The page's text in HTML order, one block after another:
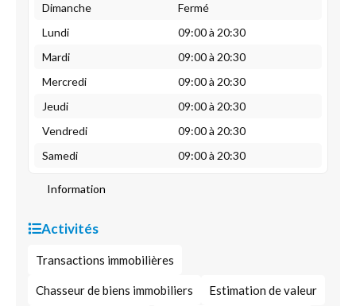
Dimanche
Fermé
Lundi
09:00 à 20:30
Mardi
09:00 à 20:30
Mercredi
09:00 à 20:30
Jeudi
09:00 à 20:30
Vendredi
09:00 à 20:30
Samedi
09:00 à 20:30
Information
Activités
Transactions immobilières
Chasseur de biens immobiliers Estimation de valeur